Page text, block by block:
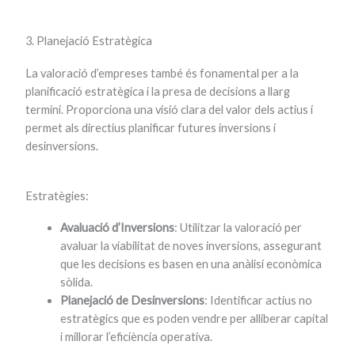
3. Planejació Estratègica
La valoració d’empreses també és fonamental per a la
planificació estratègica i la presa de decisions a llarg
termini. Proporciona una visió clara del valor dels actius i
permet als directius planificar futures inversions i
desinversions.
Estratègies:
Avaluació d’Inversions: Utilitzar la valoració per
avaluar la viabilitat de noves inversions, assegurant
que les decisions es basen en una anàlisi econòmica
sòlida.
Planejació de Desinversions: Identificar actius no
estratègics que es poden vendre per alliberar capital
i millorar l’eficiència operativa.